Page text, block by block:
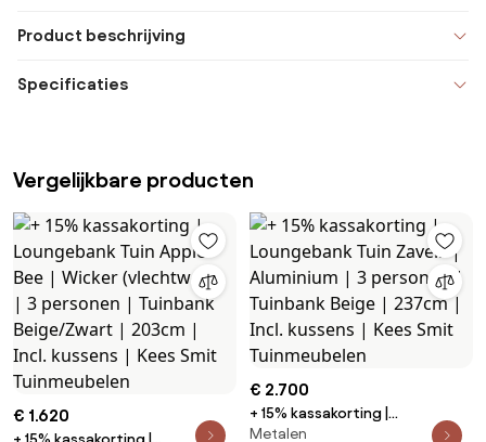
Product beschrijving
Specificaties
Vergelijkbare producten
€ 1.620
€ 2.700
+ 15% kassakorting |
Loungebank Tuin Zavelli |
Metalen